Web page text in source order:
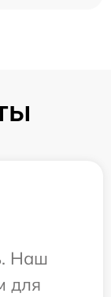
Наш
для